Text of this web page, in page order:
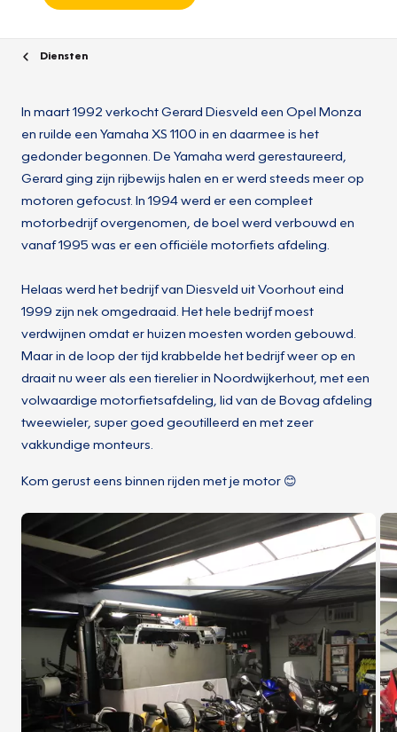
Diensten
In maart 1992 verkocht Gerard Diesveld een Opel Monza
en ruilde een Yamaha XS 1100 in en daarmee is het
gedonder begonnen. De Yamaha werd gerestaureerd,
Gerard ging zijn rijbewijs halen en er werd steeds meer op
motoren gefocust. In 1994 werd er een compleet
motorbedrijf overgenomen, de boel werd verbouwd en
vanaf 1995 was er een officiële motorfiets afdeling.
Helaas werd het bedrijf van Diesveld uit Voorhout eind
1999 zijn nek omgedraaid. Het hele bedrijf moest
verdwijnen omdat er huizen moesten worden gebouwd.
Maar in de loop der tijd krabbelde het bedrijf weer op en
draait nu weer als een tierelier in Noordwijkerhout, met een
volwaardige motorfietsafdeling, lid van de Bovag afdeling
tweewieler, super goed geoutilleerd en met zeer
vakkundige monteurs.
Kom gerust eens binnen rijden met je motor 😊